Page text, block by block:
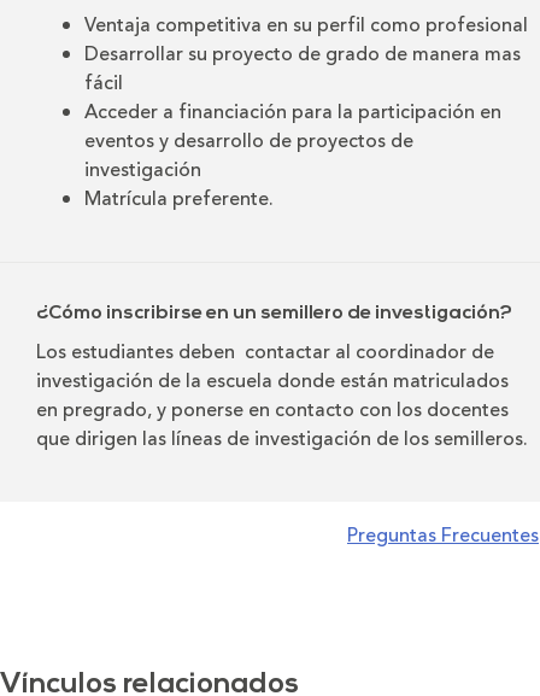
Ventaja competitiva en su perfil como profesional
Desarrollar su proyecto de grado de manera mas
fácil
Acceder a financiación para la participación en
eventos y desarrollo de proyectos de
investigación
Matrícula preferente.
¿Cómo inscribirse en un semillero de investigación?
Los estudiantes deben contactar al coordinador de
investigación de la escuela donde están matriculados
en pregrado, y ponerse en contacto con los docentes
que dirigen las líneas de investigación de los semilleros.
Preguntas Frecuentes
Vínculos relacionados